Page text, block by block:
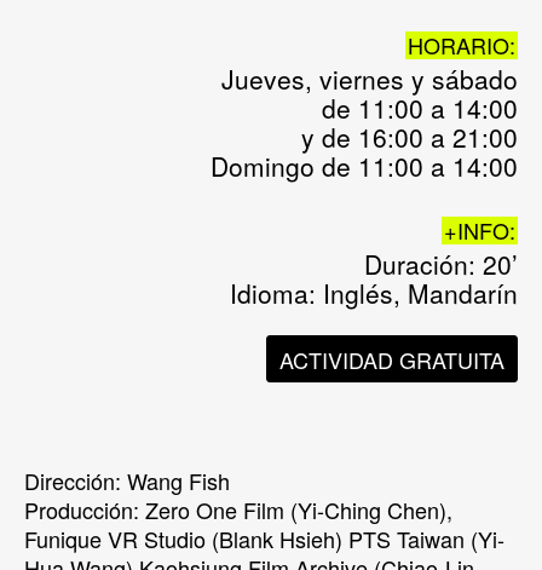
HORARIO:
Jueves, viernes y sábado
de 11:00 a 14:00
y de 16:00 a 21:00
Domingo de 11:00 a 14:00
+INFO:
Duración: 20’
Idioma: Inglés, Mandarín
ACTIVIDAD GRATUITA
Dirección: Wang Fish
Producción: Zero One Film (Yi-Ching Chen),
Funique VR Studio (Blank Hsieh) PTS Taiwan (Yi-